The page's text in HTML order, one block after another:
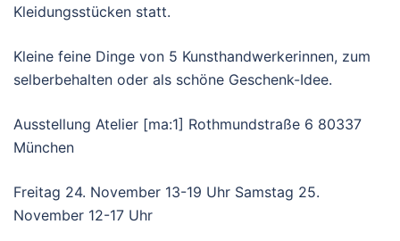
Kleidungsstücken statt.
Kleine feine Dinge von 5 Kunsthandwerkerinnen, zum
selberbehalten oder als schöne Geschenk-Idee.
Ausstellung Atelier [ma:1] Rothmundstraße 6 80337
München
Freitag 24. November 13-19 Uhr Samstag 25.
November 12-17 Uhr